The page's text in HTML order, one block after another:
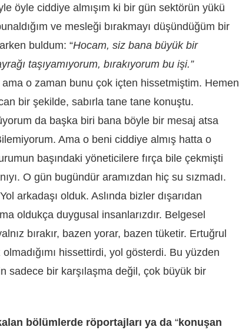
öyle ciddiye almışım ki bir gün sektörün yükü
ve mesleği bırakmayı düşündüğüm bir
buldum: “Hocam, siz bana büyük bir
taşıyamıyorum, bırakıyorum bu işi.”
o zaman bunu çok içten hissetmiştim. Hemen
bir şekilde, sabırla tane tane konuştu.
da başka biri bana böyle bir mesaj atsa
Ama o beni ciddiye almış hatta o
başındaki yöneticilere fırça bile çekmişti
O gün bugündür aramızdan hiç su sızmadı.
arkadaşı olduk. Aslında bizler dışarıdan
oldukça duygusal insanlarızdır. Belgesel
bırakır, bazen yorar, bazen tüketir. Ertuğrul
hissettirdi, yol gösterdi. Bu yüzden
sadece bir karşılaşma değil, çok büyük bir
bölümlerde röportajları ya da “konuşan